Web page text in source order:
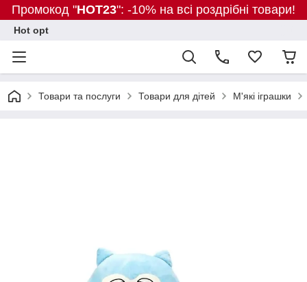
Промокод "HOT23": -10% на всі роздрібні товари!
Hot opt
Товари та послуги Товари для дітей М'які іграшки